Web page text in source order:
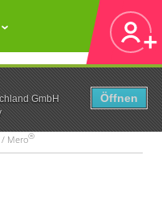
GmbH
Öffnen
/ Mero®